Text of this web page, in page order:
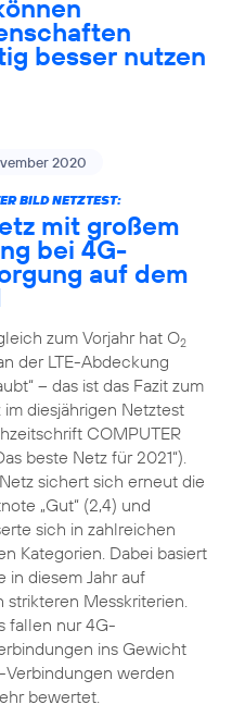
besser nutzen
2020
BILD NETZTEST:
mit großem
bei 4G-
auf dem
zum Vorjahr hat O2
der LTE-Abdeckung
– das ist das Fazit zum
diesjährigen Netztest
COMPUTER
beste Netz für 2021“).
sichert sich erneut die
„Gut“ (2,4) und
sich in zahlreichen
Kategorien. Dabei basiert
in diesem Jahr auf
strikteren Messkriterien.
fallen nur 4G-
ins Gewicht
Verbindungen werden
bewertet.